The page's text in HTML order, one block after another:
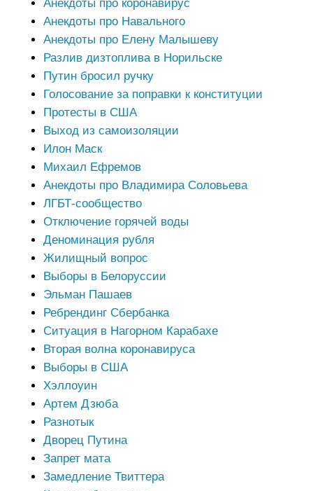
Анекдоты про коронавирус
Анекдоты про Навального
Анекдоты про Елену Малышеву
Разлив дизтоплива в Норильске
Путин бросил ручку
Голосование за поправки к конституции
Протесты в США
Выход из самоизоляции
Илон Маск
Михаил Ефремов
Анекдоты про Владимира Соловьева
ЛГБТ-сообщество
Отключение горячей воды
Деноминация рубля
Жилищный вопрос
Выборы в Белоруссии
Эльман Пашаев
Ребрендинг Сбербанка
Ситуация в Нагорном Карабахе
Вторая волна коронавируса
Выборы в США
Хэллоуин
Артем Дзюба
Разнотык
Дворец Путина
Запрет мата
Замедление Твиттера